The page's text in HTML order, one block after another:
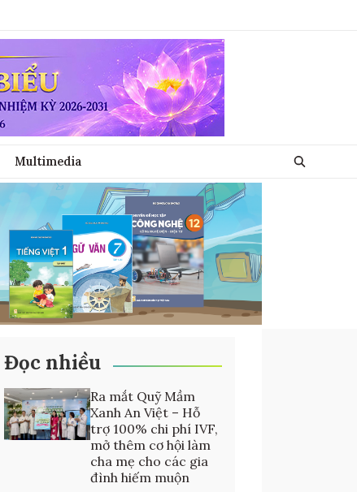
Multimedia
Đọc nhiều
Ra mắt Quỹ Mầm
Xanh An Việt – Hỗ
trợ 100% chi phí IVF,
mở thêm cơ hội làm
cha mẹ cho các gia
đình hiếm muộn